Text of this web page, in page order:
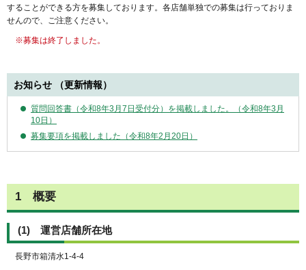
することができる方を募集しております。各店舗単独での募集は行っておりま
せんので、ご注意ください。
※募集は終了しました。
お知らせ （更新情報）
質問回答書（令和8年3月7日受付分）を掲載しました。（令和8年3月
10日）
募集要項を掲載しました（令和8年2月20日）
1 概要
(1) 運営店舗所在地
長野市箱清水1-4-4